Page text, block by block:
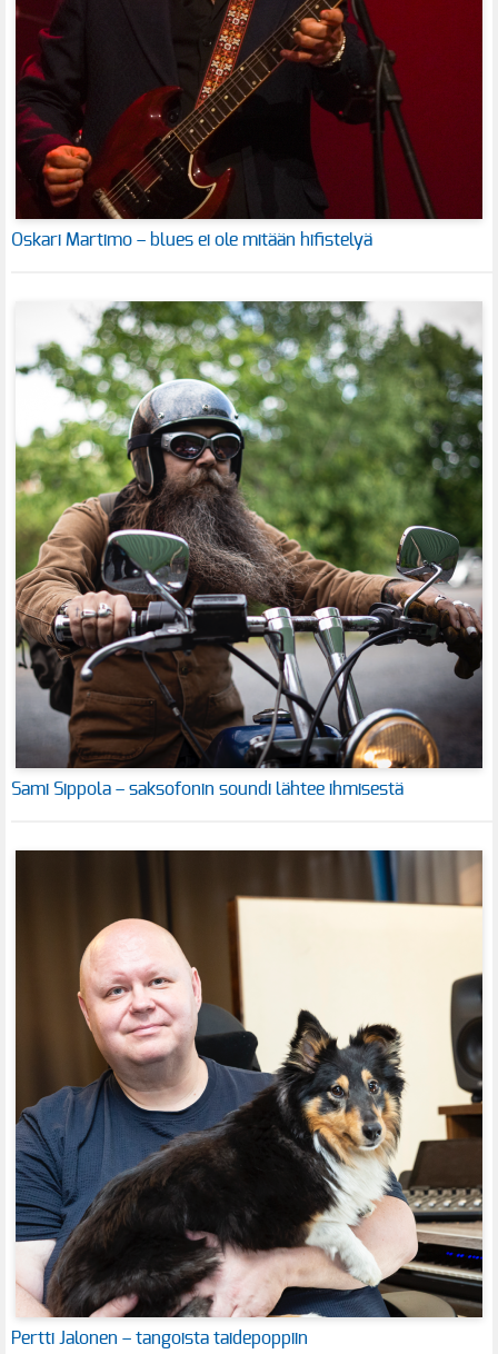
Oskari Martimo – blues ei ole mitään hifistelyä
Sami Sippola – saksofonin soundi lähtee ihmisestä
Pertti Jalonen – tangoista taidepoppiin